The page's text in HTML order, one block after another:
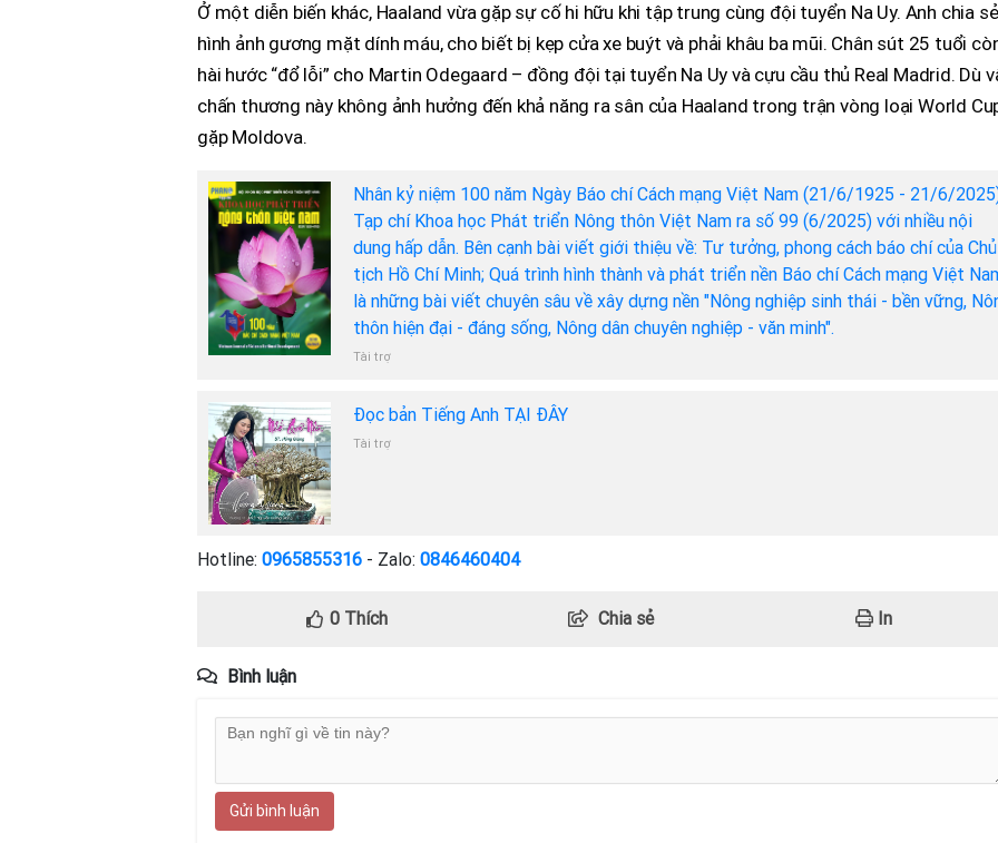
Ở một diễn biến khác, Haaland vừa gặp sự cố hi hữu khi tập trung cùng đội tuyển Na Uy. Anh chia sẻ
hình ảnh gương mặt dính máu, cho biết bị kẹp cửa xe buýt và phải khâu ba mũi. Chân sút 25 tuổi
hài hước “đổ lỗi” cho Martin Odegaard – đồng đội tại tuyển Na Uy và cựu cầu thủ Real Madrid. Dù
chấn thương này không ảnh hưởng đến khả năng ra sân của Haaland trong trận vòng loại World
gặp Moldova.
Nhân kỷ niệm 100 năm Ngày Báo chí Cách mạng Việt Nam (21/6/1925 - 21/6/
Tạp chí Khoa học Phát triển Nông thôn Việt Nam ra số 99 (6/2025) với nhiều nội
dung hấp dẫn. Bên cạnh bài viết giới thiệu về: Tư tưởng, phong cách báo chí của Chủ
tịch Hồ Chí Minh; Quá trình hình thành và phát triển nền Báo chí Cách mạng Việt
là những bài viết chuyên sâu về xây dựng nền "Nông nghiệp sinh thái - bền vững,
thôn hiện đại - đáng sống, Nông dân chuyên nghiệp - văn minh".
Tài trợ
Đọc bản Tiếng Anh TẠI ĐÂY
Tài trợ
Hotline: 0965855316 - Zalo: 0846460404
0Thích Chia sẻ In
Bình luận
Gửi bình luận